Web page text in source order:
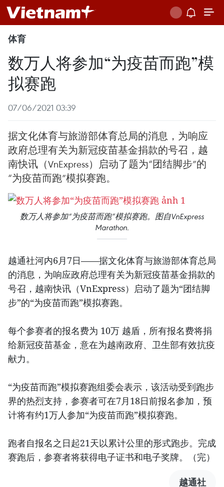
体育
数万人将参加“为疫苗而跑”模
拟赛跑
07/06/2021 03:39
据文化体育与旅游部体育总局的消息，为响应
政府总理有关为新冠疫苗基金捐款的号召，越
南快讯（VnExpress）启动了题为“团结脚步”的
“为疫苗而跑”模拟赛跑。
数万人将参加“为疫苗而跑”模拟赛跑。图自VnExpress
Marathon.
越通社河内6月7日——据文化体育与旅游部体育总局
的消息，为响应政府总理有关为新冠疫苗基金捐款的
号召，越南快讯（VnExpress）启动了题为“团结脚
步”的“为疫苗而跑”模拟赛跑。
每个参赛者的报名费为 10万 越盾，所有报名费将捐
给新冠疫苗基金，意在为越南政府、卫生部有效抗疫
献力。
“为疫苗而跑”模拟赛跑组委会表示，该活动受到跑步
界的热烈支持，参赛者可在7月18日前报名参加，预
计将有约1万人参加“为疫苗而跑”模拟赛跑。
跑者自报名之日起21天以累计公里的形式跑步。完成
赛跑后，参赛者将获得电子证书和电子奖牌。（完）
越通社